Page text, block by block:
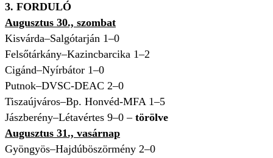
3. FORDULÓ
Augusztus 30., szombat
Kisvárda–Salgótarján 1–0
Felsőtárkány–Kazincbarcika 1–2
Cigánd–Nyírbátor 1–0
Putnok–DVSC-DEAC 2–0
Tiszaújváros–Bp. Honvéd-MFA 1–5
Jászberény–Létavértes 9–0 – törölve
Augusztus 31., vasárnap
Gyöngyös–Hajdúböszörmény 2–0